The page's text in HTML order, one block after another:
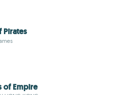
Pirates
of Empire